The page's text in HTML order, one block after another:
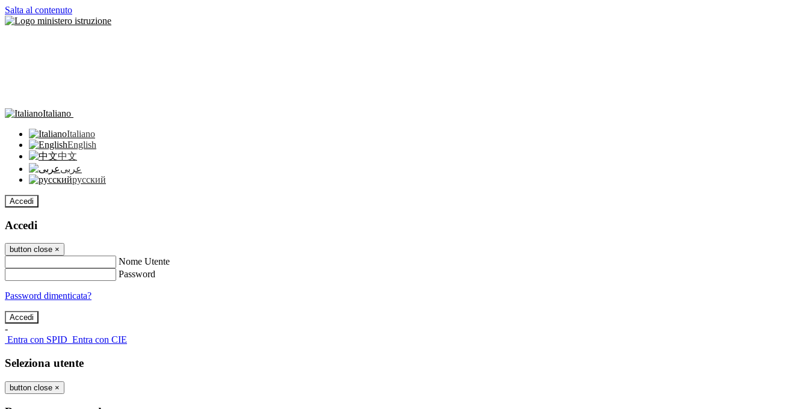
Salta al contenuto
Italiano
Italiano
English
中文
عربى
русский
Accedi
Accedi
button close ×
Nome Utente
Password
Password dimenticata?
-
Entra con SPID Entra con CIE
Seleziona utente
button close ×